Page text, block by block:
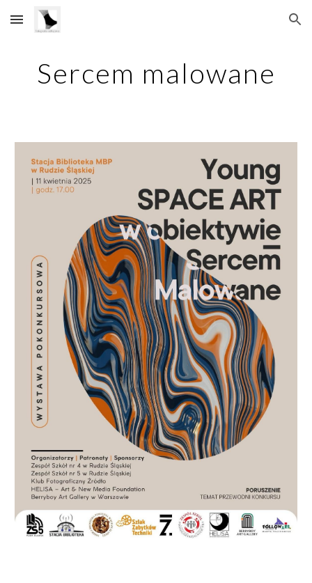
Skip to main content Skip to navigation
Sercem malowane